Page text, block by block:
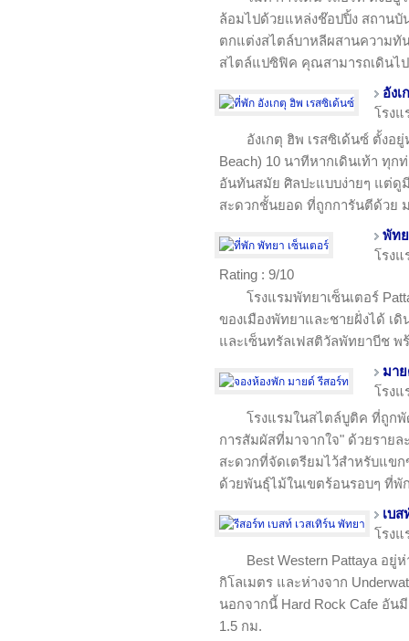
ล้อมไปด้วยแหล่งช๊อปปิ้ง สถานบั
ตกแต่งสไตล์บาหลีผสานความทั
สไตล์แปซิฟิค คุณสามารถเดินไป
อังเ
โรง
อังเกตุ ฮิพ เรสซิเด้นซ์ ตั้งอ
Beach) 10 นาทีหากเดินเท้า ทุ
อันทันสมัย ศิลปะแบบง่ายๆ แต่ดู
สะดวกชั้นยอด ที่ถูกการันตีด้วย
พัทย
โรง
Rating : 9/10
โรงแรมพัทยาเซ็นเตอร์
ของเมืองพัทยาและชายฝั่งได้ เดิ
และเซ็นทรัลเฟสติวัลพัทยาบีช พ
มา
โรง
โรงแรมในสไตล์บูติค ที่ถูก
การสัมผัสที่มาจากใจ" ด้วยราย
สะดวกที่จัดเตรียมไว้สำหรับแข
ด้วยพันธุ์ไม้ในเขตร้อนรอบๆ ที่พั
เบส
โรง
Best Western Pattaya อ
กิโลเมตร และห่างจาก
นอกจากนี้ Hard Rock Cafe อัน
1.5 กม.